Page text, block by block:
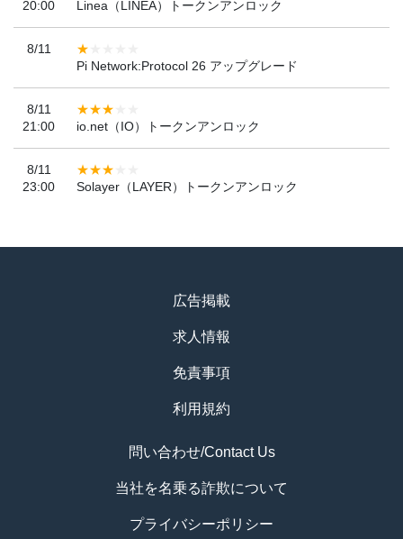
20:00
Linea（LINEA）トークンアンロック
8/11
Pi Network:Protocol 26 アップグレード
8/11
21:00
io.net（IO）トークンアンロック
8/11
23:00
Solayer（LAYER）トークンアンロック
広告掲載
求人情報
免責事項
利用規約
問い合わせ/Contact Us
当社を名乗る詐欺について
プライバシーポリシー